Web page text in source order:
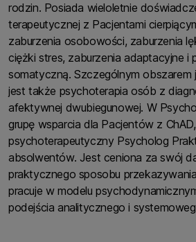
rodzin. Posiada wieloletnie
terapeutycznej z Pacjentami
zaburzenia osobowości, zaburzenia
ciężki stres, zaburzenia adaptacyjne i
somatyczną. Szczególnym obszarem
jest także psychoterapia osób z
afektywnej dwubiegunowej. W
grupę wsparcia dla Pacjentów z
psychoterapeutyczny Psycholog
absolwentów. Jest ceniona za swój
praktycznego sposobu
pracuje w modelu
podejścia analitycznego i